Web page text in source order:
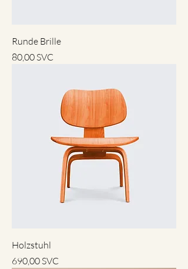
Runde Brille
Preis
80,00 SVC
Holzstuhl
Preis
690,00 SVC